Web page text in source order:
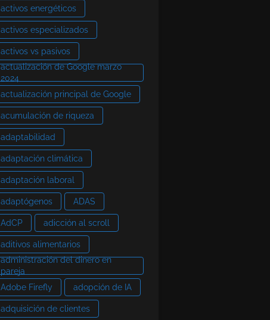
activos energéticos
activos especializados
activos vs pasivos
actualización de Google marzo
2024
actualización principal de Google
acumulación de riqueza
adaptabilidad
adaptación climática
adaptación laboral
adaptógenos ADAS
AdCP adicción al scroll
aditivos alimentarios
administración del dinero en
pareja
Adobe Firefly
adopción de IA
adquisición de clientes